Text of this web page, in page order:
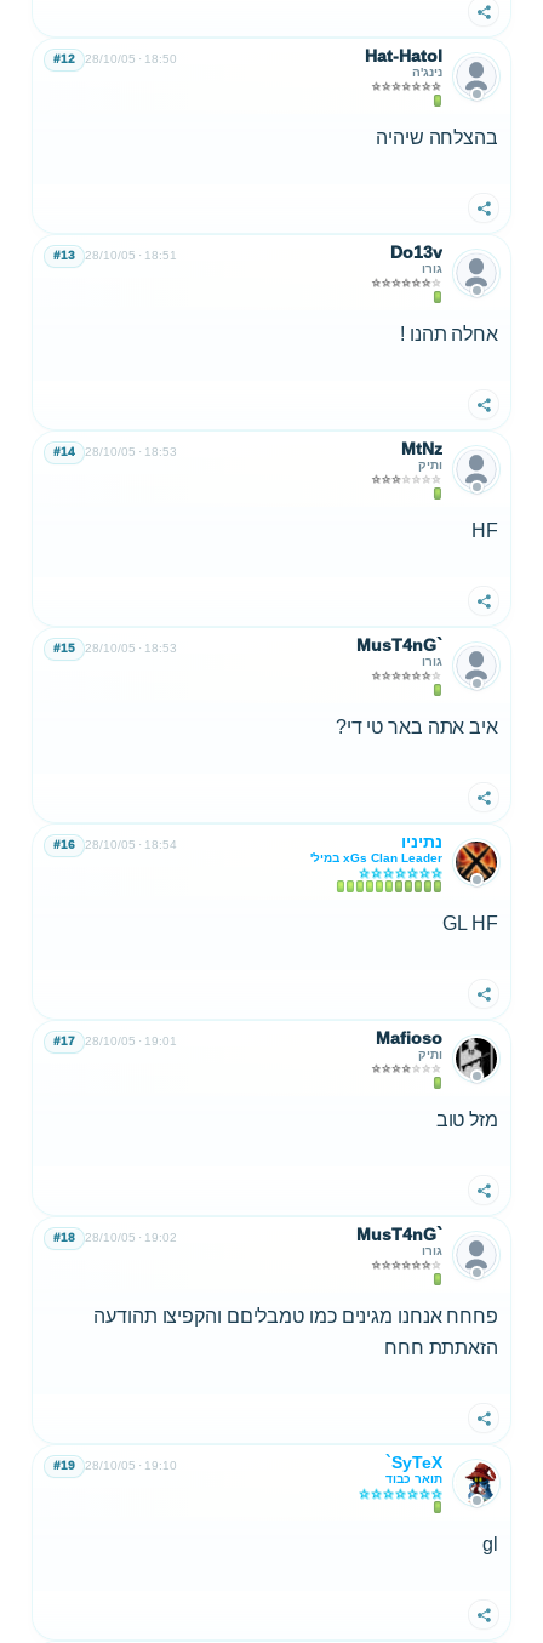
שתף
Hat-Hatol
נינג'ה
28/10/05 18:50
#12
בהצלחה שיהיה
שתף
Do13v
גורו
28/10/05 18:51
#13
אחלה תהנו !
שתף
MtNz
ותיק
28/10/05 18:53
#14
HF
שתף
MusT4nG`
גורו
28/10/05 18:53
#15
איב אתה באר טי די?
שתף
נתיניו
xGs Clan Leader במיל'
28/10/05 18:54
#16
GL HF
שתף
Mafioso
ותיק
28/10/05 19:01
#17
מזל טוב
שתף
MusT4nG`
גורו
28/10/05 19:02
#18
פחחח אנחנו מגינים כמו טמבליםם והקפיצו תהודעה
הזאתתת חחח
שתף
`SyTeX
תואר כבוד
28/10/05 19:10
#19
gl
שתף